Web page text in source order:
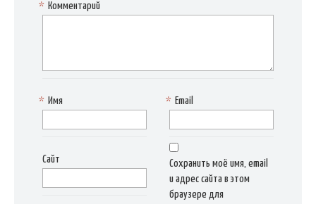
Комментарий
*
Имя
* Email
*
Сайт
Сохранить моё имя, email
и адрес сайта в этом
браузере для